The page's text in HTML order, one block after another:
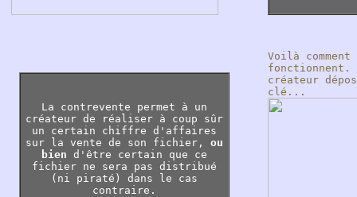
La contrevente permet à un
créateur de réaliser à coup sûr
un certain chiffre d'affaires
sur la vente de son fichier, ou
bien d'être certain que ce
fichier ne sera pas distribué
(ni piraté) dans le cas
contraire.
Voilà
fonctionnent.
créateur
clé...